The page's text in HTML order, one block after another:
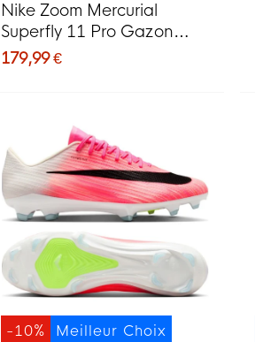
Nike Zoom Mercurial
Superfly 11 Pro Gazon
Naturel Chaussures de
179,99 €
Meilleur Choix
-10%